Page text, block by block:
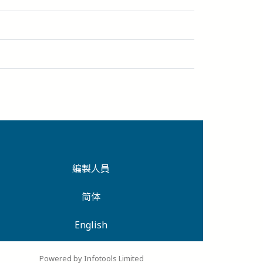
編製人員
简体
English
Powered by Infotools Limited